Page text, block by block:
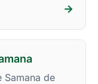
→
Samana de